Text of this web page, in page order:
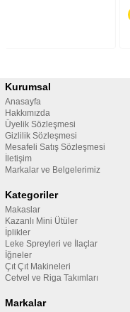
Sepete Ekle
Kurumsal
Anasayfa
Hakkımızda
Üyelik Sözleşmesi
Gizlilik Sözleşmesi
Mesafeli Satış Sözleşmesi
İletişim
Markalar ve Belgelerimiz
Kategoriler
Makaslar
Kazanlı Mini Ütüler
İplikler
Leke Spreyleri ve İlaçlar
İğneler
Çıt Çıt Makineleri
Cetvel ve Riga Takımları
Markalar